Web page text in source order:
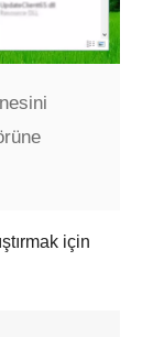
için